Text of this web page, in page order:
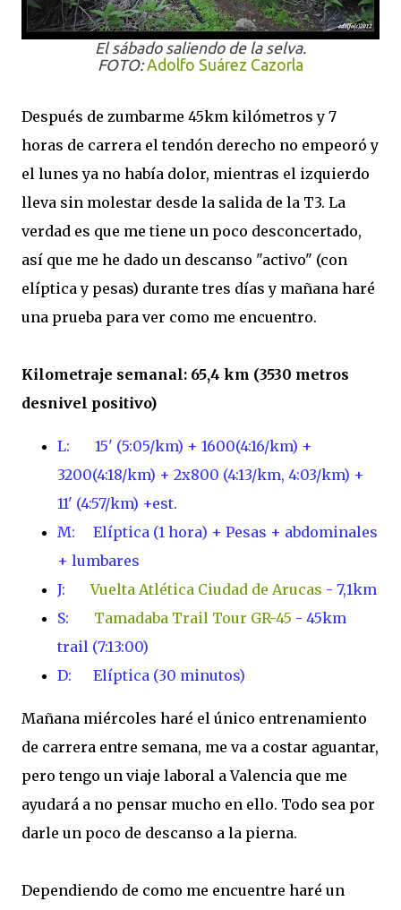
El sábado saliendo de la selva.
FOTO:Adolfo Suárez Cazorla
Después de zumbarme 45km kilómetros y 7
horas de carrera el tendón derecho no empeoró y
el lunes ya no había dolor, mientras el izquierdo
lleva sin molestar desde la salida de la T3. La
verdad es que me tiene un poco desconcertado,
así que me he dado un descanso "activo" (con
elíptica y pesas) durante tres días y mañana haré
una prueba para ver como me encuentro.
Kilometraje semanal: 65,4 km (3530 metros
desnivel positivo)
L: 15' (5:05/km) + 1600(4:16/km) +
3200(4:18/km) + 2x800 (4:13/km, 4:03/km) +
11' (4:57/km) +est.
M: Elíptica (1 hora) + Pesas + abdominales
+ lumbares
J:Vuelta Atlética Ciudad de Arucas - 7,1km
S:
Tamadaba Trail Tour GR-45 - 45km
trail (7:13:00)
D: Elíptica (30 minutos)
Mañana miércoles haré el único entrenamiento
de carrera entre semana, me va a costar aguantar,
pero tengo un viaje laboral a Valencia que me
ayudará a no pensar mucho en ello. Todo sea por
darle un poco de descanso a la pierna.
Dependiendo de como me encuentre haré un